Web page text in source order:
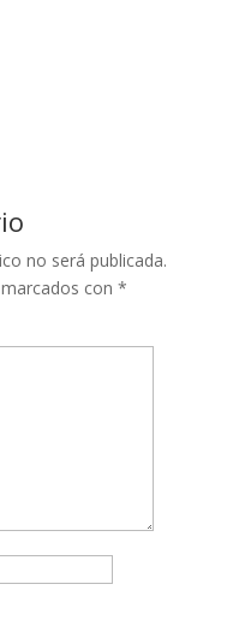
no será publicada.
con *